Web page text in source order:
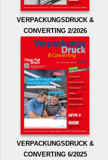
VERPACKUNGSDRUCK &
CONVERTING 2/2026
VERPACKUNGSDRUCK &
CONVERTING 6/2025